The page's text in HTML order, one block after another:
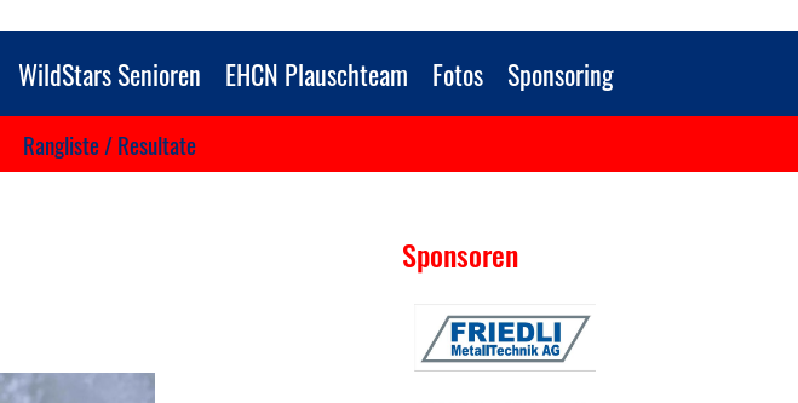
WildStars Senioren EHCN Plauschteam Fotos Sponsoring
Rangliste / Resultate
Sponsoren